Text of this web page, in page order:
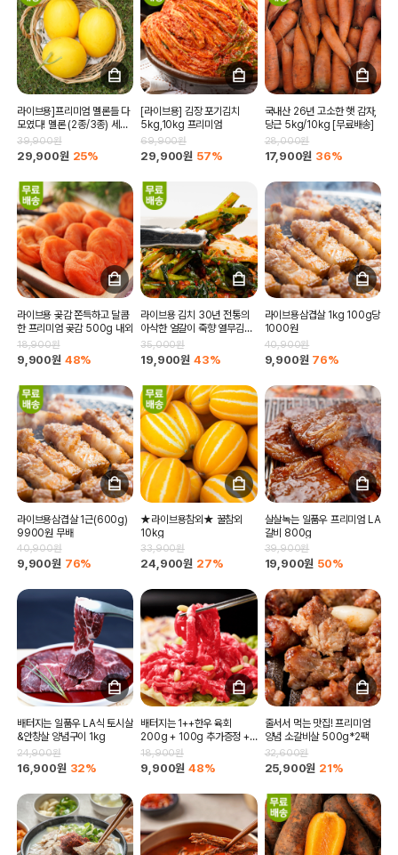
라이브용]프리미엄 멜론들 다
모였다! 멜론 (2종/3종) 세트
3kg , 4kg , 5kg
39,900원
29,900원 25%
[라이브용] 김장 포기김치
5kg,10kg 프리미엄
69,900원
29,900원 57%
국내산 26년 고소한 햇 감자,
당근 5kg/10kg [무료배송]
28,000원
17,900원 36%
라이브용 곶감 쫀득하고 달콤
한 프리미엄 곶감 500g 내외
18,900원
9,900원 48%
라이브용 김치 30년 전통의
아삭한 얼갈이 죽향 열무김치
3kg
35,000원
19,900원 43%
라이브용삼겹살 1kg 100g당
1000원
40,900원
9,900원 76%
라이브용삼겹살 1근(600g)
9900원 무배
40,900원
9,900원 76%
★라이브용참외★ 꿀참외
10kg
33,900원
24,900원 27%
살살녹는 일품우 프리미엄 LA
갈비 800g
39,900원
19,900원 50%
배터지는 일품우 LA식 토시살
&안창살 양념구이 1kg
24,900원
16,900원 32%
배터지는 1++한우 육회
200g + 100g 추가증정 +
육회 소스증정
18,900원
9,900원 48%
줄서서 먹는 맛집! 프리미엄
양념 소갈비살 500g*2팩
32,600원
25,900원 21%